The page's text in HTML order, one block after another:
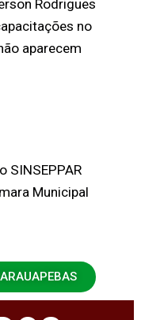
Rodrigues
no
aparecem
SINSEPPAR
Municipal